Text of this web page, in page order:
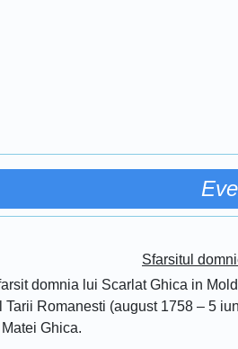
Sfarsitul
domnia lui Scarlat Ghica in
Tarii Romanesti (august 1758 – 5
Ghica.